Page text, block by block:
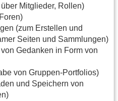
Mitglieder, Rollen)
(zum Erstellen und
Seiten und Sammlungen)
Gedanken in Form von
von Gruppen-Portfolios)
und Speichern von